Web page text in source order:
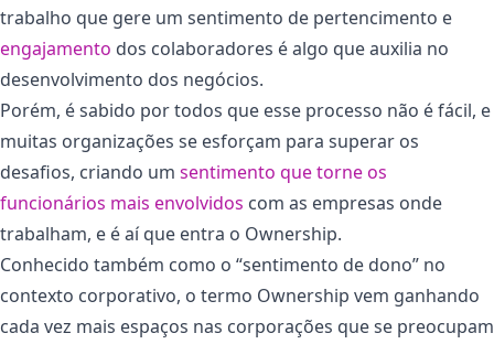
trabalho que gere um sentimento de pertencimento e
engajamento dos colaboradores é algo que auxilia no
desenvolvimento dos negócios.
Porém, é sabido por todos que esse processo não é fácil, e
muitas organizações se esforçam para superar os
desafios, criando um sentimento que torne os
funcionários mais envolvidos com as empresas onde
trabalham, e é aí que entra o Ownership.
Conhecido também como o “sentimento de dono” no
contexto corporativo, o termo Ownership vem ganhando
cada vez mais espaços nas corporações que se preocupam